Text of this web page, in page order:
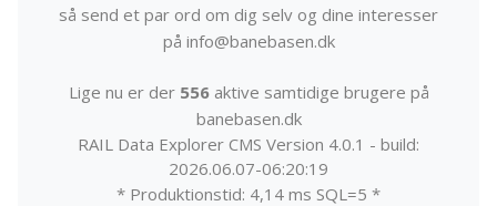
så send et par ord om dig selv og dine interesser
på info@banebasen.dk
Lige nu er der 556aktive samtidige brugere på
banebasen.dk
RAIL Data Explorer CMS Version 4.0.1 - build:
2026.06.07-06:20:19
* Produktionstid: 4,14 ms SQL=5 *